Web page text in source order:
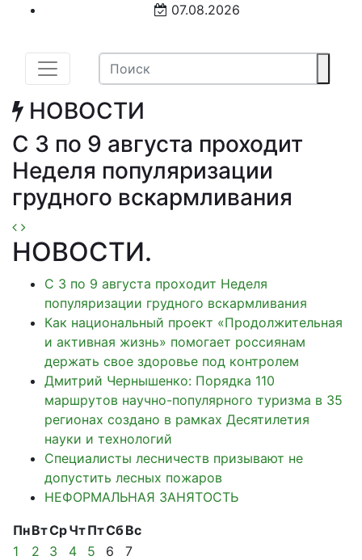
07.08.2026
НОВОСТИ
С 3 по 9 августа проходит
Неделя популяризации
грудного вскармливания
НОВОСТИ.
С 3 по 9 августа проходит Неделя
популяризации грудного вскармливания
Как национальный проект «Продолжительная
и активная жизнь» помогает россиянам
держать свое здоровье под контролем
Дмитрий Чернышенко: Порядка 110
маршрутов научно-популярного туризма в 35
регионах создано в рамках Десятилетия
науки и технологий
Специалисты лесничеств призывают не
допустить лесных пожаров
НЕФОРМАЛЬНАЯ ЗАНЯТОСТЬ
ПнВтСрЧтПтСбВс
1
2 3 4 5 6
7